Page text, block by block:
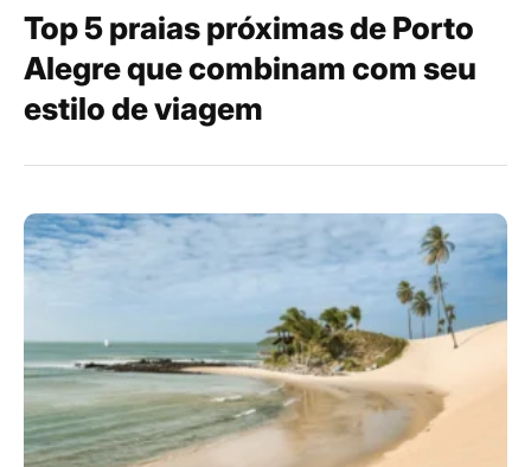
Top 5 praias próximas de Porto
Alegre que combinam com seu
estilo de viagem